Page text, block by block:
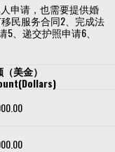
申请，也需要提供婚
民服务合同2、完成法
、递交护照申请6、
美金）